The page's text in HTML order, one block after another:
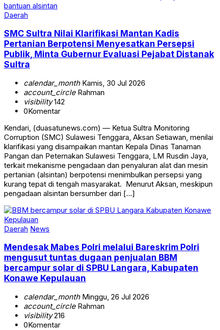
Daerah
SMC Sultra Nilai Klarifikasi Mantan Kadis
Pertanian Berpotensi Menyesatkan Persepsi
Publik, Minta Gubernur Evaluasi Pejabat Distanak
Sultra
calendar_monthKamis, 30 Jul 2026
account_circleRahman
visibility142
0Komentar
‎‎Kendari, (duasatunews.com) — Ketua Sultra Monitoring
Corruption (SMC) Sulawesi Tenggara, Aksan Setiawan, menilai
klarifikasi yang disampaikan mantan Kepala Dinas Tanaman
Pangan dan Peternakan Sulawesi Tenggara, LM Rusdin Jaya,
terkait mekanisme pengadaan dan penyaluran alat dan mesin
pertanian (alsintan) berpotensi menimbulkan persepsi yang
kurang tepat di tengah masyarakat. ‎ ‎Menurut Aksan, meskipun
pengadaan alsintan bersumber dari […]
Daerah News
Mendesak Mabes Polri melalui Bareskrim Polri
mengusut tuntas dugaan penjualan BBM
bercampur solar di SPBU Langara, Kabupaten
Konawe Kepulauan
calendar_monthMinggu, 26 Jul 2026
account_circleRahman
visibility216
0Komentar